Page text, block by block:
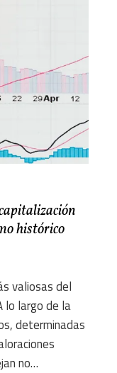
histórico
valiosas del
lo largo de la
determinadas
no…